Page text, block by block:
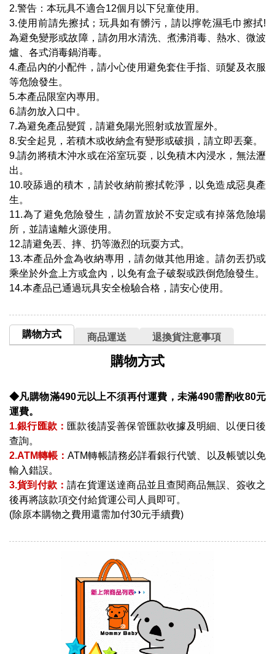
2.警告：本玩具不適合12個月以下兒童使用。
3.使用前請先擦拭；玩具如有髒污，請以擰乾濕毛巾擦拭!
為避免變形或故障，請勿用水清洗、煮沸消毒、熱水、微波
爐、各式消毒鍋消毒。
4.產品內的小配件，請小心使用避免套住手指、頭髮及衣服
等危險發生。
5.本產品限室內專用。
6.請勿放入口中。
7.為避免產品變質，請避免陽光照射或放置屋外。
8.安全起見，若積木或收納盒有變形或破損，請立即丟棄。
9.請勿將積木沖水或在浴室玩耍，以免積木內浸水，無法瀝
出。
10.咬舔過的積木，請於收納前擦拭乾淨，以免造成惡臭產
生。
11.為了避免危險發生，請勿置放於不安定或有掉落危險場
所，並請遠離火源使用。
12.請避免丟、摔、扔等激烈的玩耍方式。
13.本產品外盒為收納專用，請勿做其他用途。請勿丟扔或
乘坐於外盒上方或盒內，以免有盒子破裂或跌倒危險發生。
14.本產品已通過玩具安全檢驗合格，請安心使用。
購物方式 商品運送 退換貨注意事項
購物方式
◆凡購物滿490元以上不須再付運費，未滿490需酌收80元
運費。
1.銀行匯款： 匯款後請妥善保管匯款收據及明細、以便日後
查詢。
2.ATM轉帳：ATM轉帳請務必詳看銀行代號、以及帳號以免
輸入錯誤。
3.貨到付款：請在貨運送達商品並且查閱商品無誤、簽收之
後再將該款項交付給貨運公司人員即可。
(除原本購物之費用還需加付30元手續費)